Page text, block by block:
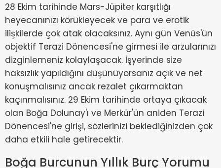
28 Ekim tarihinde Mars-Jüpiter karşıtlığı
heyecanınızı körükleyecek ve para ve erotik
ilişkilerde çok atak olacaksınız. Aynı gün Venüs'ün
objektif Terazi Dönencesi'ne girmesi ile arzularınızı
dizginlemeniz kolaylaşacak. İşyerinde size
haksızlık yapıldığını düşünüyorsanız açık ve net
konuşmalısınız ancak rezalet çıkarmaktan
kaçınmalısınız. 29 Ekim tarihinde ortaya çıkacak
olan Boğa Dolunay'ı ve Merkür'ün aniden Terazi
Dönencesi'ne girişi, sözlerinizi beklediğinizden çok
daha etkili hale getirecektir.
Boğa Burcunun Yıllık Burç Yorumu